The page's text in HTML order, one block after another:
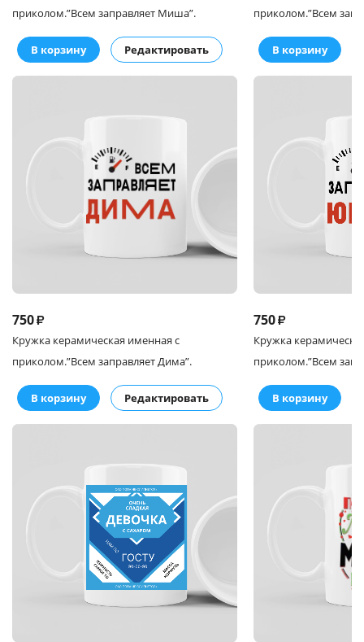
приколом.”Всем заправляет Миша”.
В корзину Редактировать
приколом.”Всем
В корзину
750₽
Кружка керамическая именная с
приколом.”Всем заправляет Дима”.
В корзину Редактировать
750₽
Кружка
приколом.”Всем
В корзину